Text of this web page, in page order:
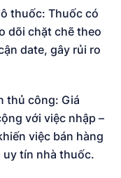
thuốc: Thuốc có
dõi chặt chẽ theo
date, gây rủi ro
thủ công: Giá
với việc nhập –
việc bán hàng
tín nhà thuốc.